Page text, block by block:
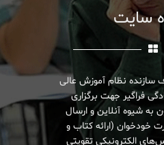
سایت
سازنده نظام آموزش عالی
فراگیر جهت برگزاری
به شیوه آنلاین و ارسال
خودخوان (ارائه کتاب و
الکترونیکی تقویتی